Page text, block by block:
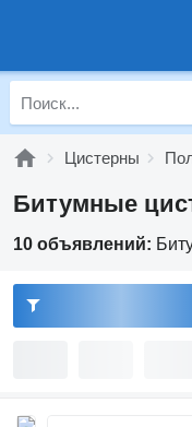
Цистерны
Битумные
10 объявлений: